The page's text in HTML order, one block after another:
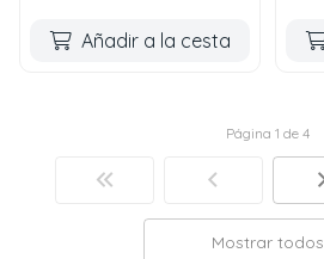
Añadir a la cesta
Página 1 de 4
Mostrar todos